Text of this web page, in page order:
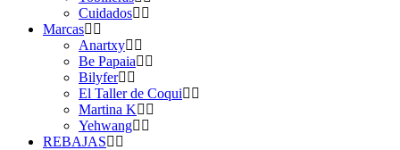
Cuidados
Marcas
Anartxy
Be Papaia
Bilyfer
El Taller de Coqui
Martina K
Yehwang
REBAJAS